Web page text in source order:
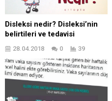
Disleksi nedir? Disleksi’nin
belirtileri ve tedavisi
28.04.2018 0 39